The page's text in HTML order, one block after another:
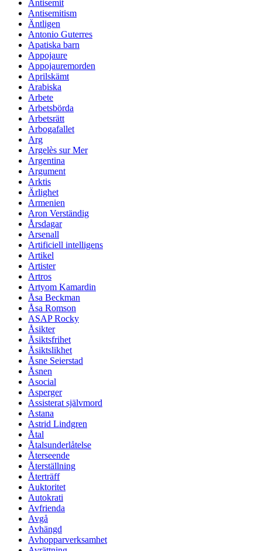
Antisemit
Antisemitism
Äntligen
Antonio Guterres
Apatiska barn
Appojaure
Appojauremorden
Aprilskämt
Arabiska
Arbete
Arbetsbörda
Arbetsrätt
Arbogafallet
Arg
Argelès sur Mer
Argentina
Argument
Arktis
Ärlighet
Armenien
Aron Verständig
Årsdagar
Arsenall
Artificiell intelligens
Artikel
Artister
Artros
Artyom Kamardin
Åsa Beckman
Åsa Romson
ASAP Rocky
Åsikter
Åsiktsfrihet
Åsiktslikhet
Åsne Seierstad
Åsnen
Asocial
Asperger
Assisterat självmord
Astana
Astrid Lindgren
Åtal
Åtalsunderlåtelse
Återseende
Återställning
Återträff
Auktoritet
Autokrati
Avfrienda
Avgå
Avhängd
Avhopparverksamhet